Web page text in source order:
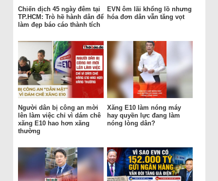
Chiến dịch 45 ngày đêm tại
TP.HCM: Trò hề hành dân để
làm đẹp báo cáo thành tích
EVN ôm lãi khổng lồ nhưng
hóa đơn dân vẫn tăng vọt
Người dân bị công an mời
lên làm việc chỉ vì dám chê
xăng E10 hao hơn xăng
thường
Xăng E10 làm nóng máy
hay quyền lực đang làm
nóng lòng dân?